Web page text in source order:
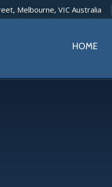
Melbourne, VIC Australia
HOME